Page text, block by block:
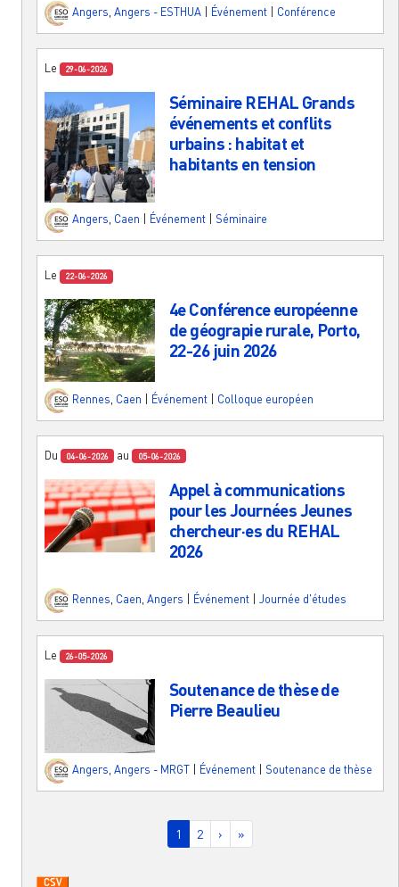
Angers Angers - ESTHUA Événement Conférence
Le 29-06-2026
Séminaire REHAL Grands
événements et conflits
urbains : habitat et
habitants en tension
Angers, Caen Événement Séminaire
Le 22-06-2026
4e Conférence européenne
de géograpie rurale, Porto,
22-26 juin 2026
Rennes Caen Événement Colloque européen
Du 04-06-2026 au 05-06-2026
Appel à communications
pour les Journées Jeunes
chercheur·es du REHAL
2026
Rennes, Caen, Angers Événement Journée d'études
Le 26-05-2026
Soutenance de thèse de
Pierre Beaulieu
Angers, Angers - MRGT Événement Soutenance de thèse
Page courante
1 Page
2 Page suivante
› Dernière page
»